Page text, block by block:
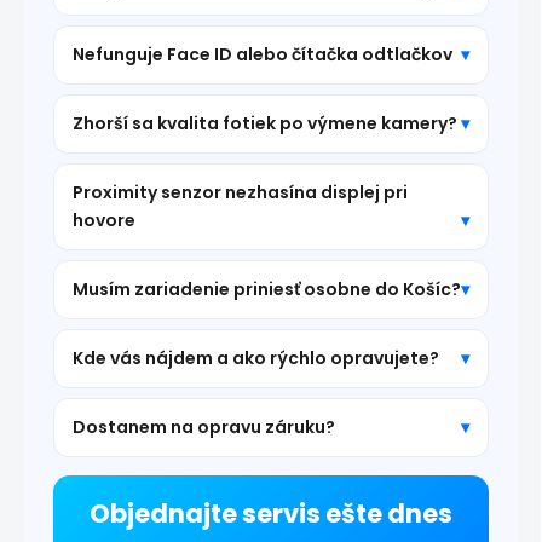
Nefunguje Face ID alebo čítačka odtlačkov
Zhorší sa kvalita fotiek po výmene kamery?
Proximity senzor nezhasína displej pri
hovore
Musím zariadenie priniesť osobne do Košíc?
Kde vás nájdem a ako rýchlo opravujete?
Dostanem na opravu záruku?
Objednajte servis ešte dnes